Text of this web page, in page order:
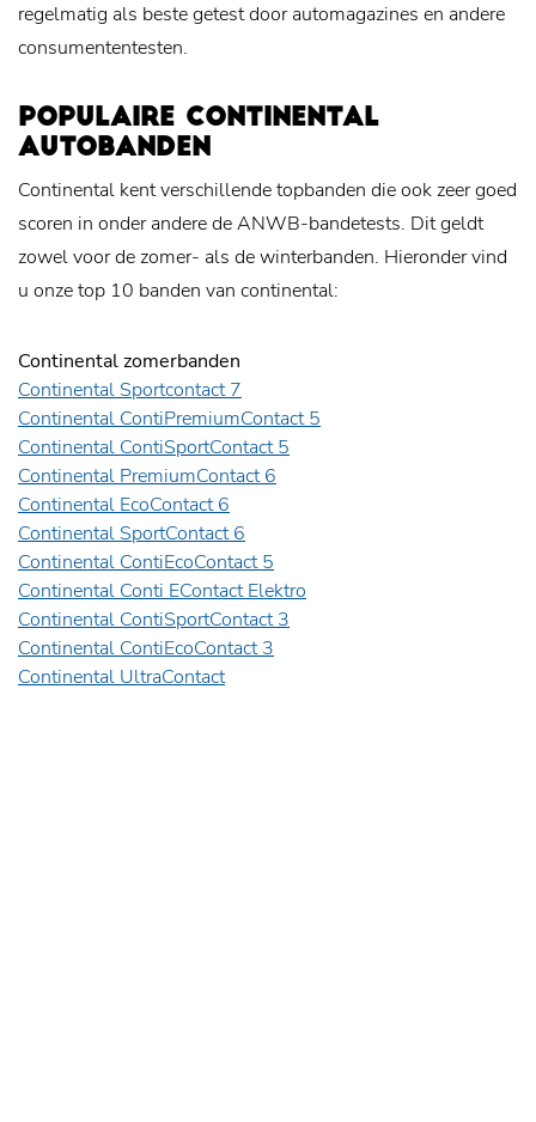
regelmatig als beste getest door automagazines en andere
consumententesten.
POPULAIRE CONTINENTAL
AUTOBANDEN
Continental kent verschillende topbanden die ook zeer goed
scoren in onder andere de ANWB-bandetests. Dit geldt
zowel voor de zomer- als de winterbanden. Hieronder vind
u onze top 10 banden van continental:
Continental zomerbanden
Continental Sportcontact 7
Continental ContiPremiumContact 5
Continental ContiSportContact 5
Continental PremiumContact 6
Continental EcoContact 6
Continental SportContact 6
Continental ContiEcoContact 5
Continental Conti EContact Elektro
Continental ContiSportContact 3
Continental ContiEcoContact 3
Continental UltraContact